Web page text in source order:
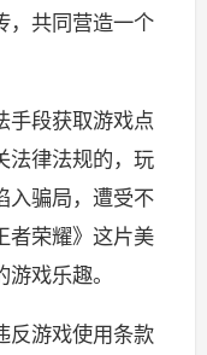
，共同营造一个
手段获取游戏点
法律法规的，玩
入骗局，遭受不
者荣耀》这片美
戏乐趣。
反游戏使用条款